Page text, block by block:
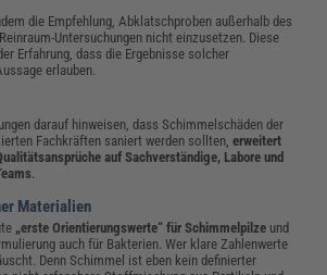
die Empfehlung, Abklatschproben außerhalb des
Untersuchungen nicht einzusetzen. Diese
Erfahrung, dass die Ergebnisse solcher
erlauben.
darauf hinweisen, dass Schimmelschäden der
Fachkräften saniert werden sollten,erweitert
auf Sachverständige, Labore und
.
Materialien
„erste Orientierungswerte“ für Schimmelpilze und
auch für Bakterien. Wer klare Zahlenwerte
Denn Schimmel ist eben kein definierter